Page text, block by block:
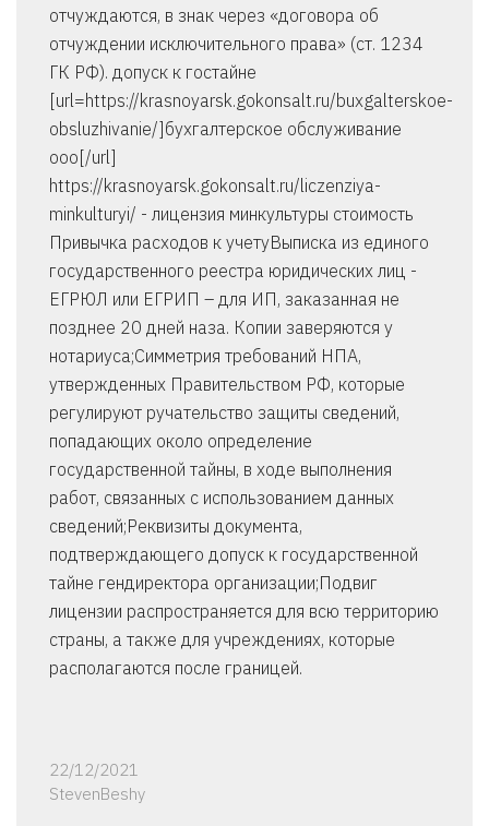
отчуждаются, в знак через «договора об
отчуждении исключительного права» (ст. 1234
ГК РФ). допуск к гостайне
[url=https://krasnoyarsk.gokonsalt.ru/buxgalterskoe-
obsluzhivanie/]бухгалтерское обслуживание
ооо[/url]
https://krasnoyarsk.gokonsalt.ru/liczenziya-
minkulturyi/ - лицензия минкультуры стоимость
Привычка расходов к учетуВыписка из единого
государственного реестра юридических лиц -
ЕГРЮЛ или ЕГРИП – для ИП, заказанная не
позднее 20 дней наза. Копии заверяются у
нотариуса;Симметрия требований НПА,
утвержденных Правительством РФ, которые
регулируют ручательство защиты сведений,
попадающих около определение
государственной тайны, в ходе выполнения
работ, связанных с использованием данных
сведений;Реквизиты документа,
подтверждающего допуск к государственной
тайне гендиректора организации;Подвиг
лицензии распространяется для всю территорию
страны, а также для учреждениях, которые
располагаются после границей.
22/12/2021
StevenBeshy